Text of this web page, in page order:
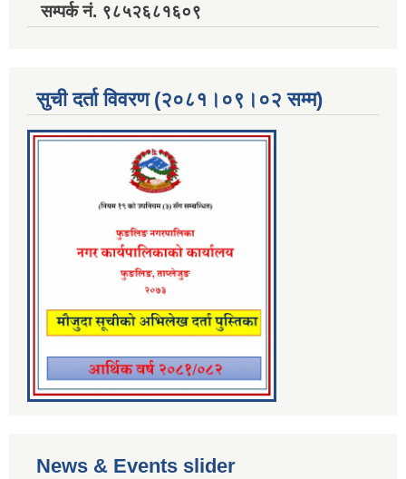
सम्पर्क नं. ९८५२६८१६०९
सुची दर्ता विवरण (२०८१।०९।०२ सम्म)
News & Events slider